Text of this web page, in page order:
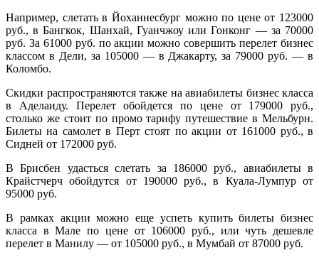
Например, слетать в Йоханнесбург можно по цене от 123000
руб., в Бангкок, Шанхай, Гуанчжоу или Гонконг — за 70000
руб. За 61000 руб. по акции можно совершить перелет бизнес
классом в Дели, за 105000 — в Джакарту, за 79000 руб. — в
Коломбо.
Скидки распространяются также на авиабилеты бизнес класса
в Аделаиду. Перелет обойдется по цене от 179000 руб.,
столько же стоит по промо тарифу путешествие в Мельбурн.
Билеты на самолет в Перт стоят по акции от 161000 руб., в
Сидней от 172000 руб.
В Брисбен удасться слетать за 186000 руб., авиабилеты в
Крайстчерч обойдутся от 190000 руб., в Куала-Лумпур от
95000 руб.
В рамках акции можно еще успеть купить билеты бизнес
класса в Мале по цене от 106000 руб., или чуть дешевле
перелет в Манилу — от 105000 руб., в Мумбай от 87000 руб.